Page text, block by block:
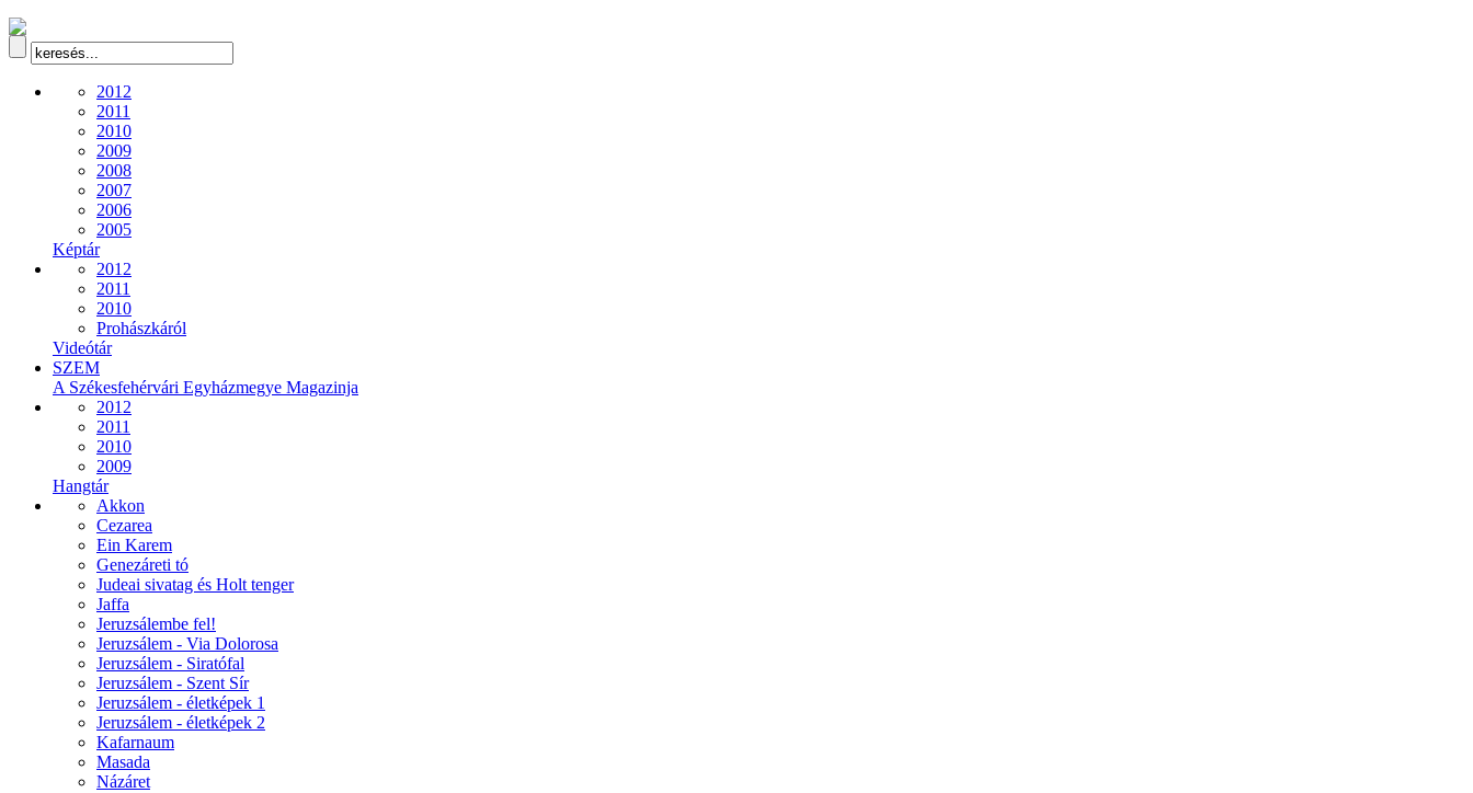
2012
2011
2010
2009
2008
2007
2006
2005
Képtár
2012
2011
2010
Prohászkáról
Videótár
SZEM
A Székesfehérvári Egyházmegye Magazinja
2012
2011
2010
2009
Hangtár
Akkon
Cezarea
Ein Karem
Genezáreti tó
Judeai sivatag és Holt tenger
Jaffa
Jeruzsálembe fel!
Jeruzsálem - Via Dolorosa
Jeruzsálem - Siratófal
Jeruzsálem - Szent Sír
Jeruzsálem - életképek 1
Jeruzsálem - életképek 2
Kafarnaum
Masada
Názáret